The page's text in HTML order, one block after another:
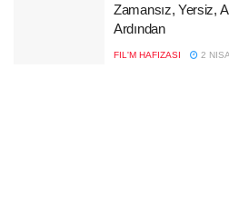
Zamansız, Yersiz,
Ardından
FIL'M HAFIZASI 2